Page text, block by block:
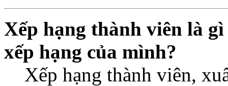
Xếp hạng thành viên là
xếp hạng của mình?
Xếp hạng thành viên,